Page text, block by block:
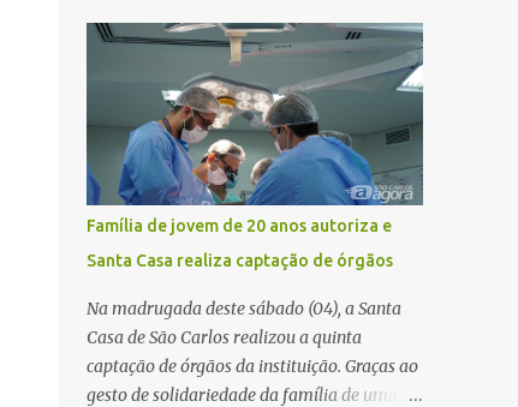
procedimento, a conta bancária ficou
bloqueada por algumas horas. Sem
conseguir acessar o sistema, a vítima tentou
novamente contato com o suposto gerente,
mas não obteve resposta. Na segunda-fe...
adega. O caso aconteceu por volta das
20h40, na região da Avenida João Vitte. De
acordo com as primeiras informações, a
confusão teria começado dentro do
estabelecimento e se estendido para a área
externa, quando dois homens armados
passaram a efetuar diversos disparos. Duas
vítimas morreram ainda no local. Outras
três pessoas foram baleadas e socorridas.
Até o momento, não foram divulgadas
informações oficiais sobre o estado de saúde
dos feridos. Equipes da Polícia Militar de
Santa Gertrudes atenderam a ocorrência e
Família de jovem de 20 anos autoriza e
Santa Casa realiza captação de órgãos
Na madrugada deste sábado (04), a Santa
Casa de São Carlos realizou a quinta
captação de órgãos da instituição. Graças ao
gesto de solidariedade da família de uma